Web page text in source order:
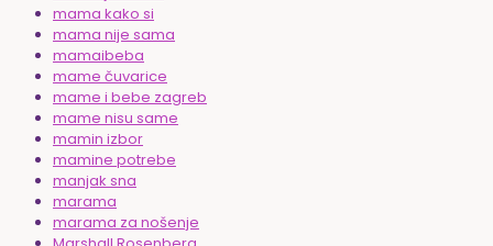
mama kako si
mama nije sama
mamaibeba
mame čuvarice
mame i bebe zagreb
mame nisu same
mamin izbor
mamine potrebe
manjak sna
marama
marama za nošenje